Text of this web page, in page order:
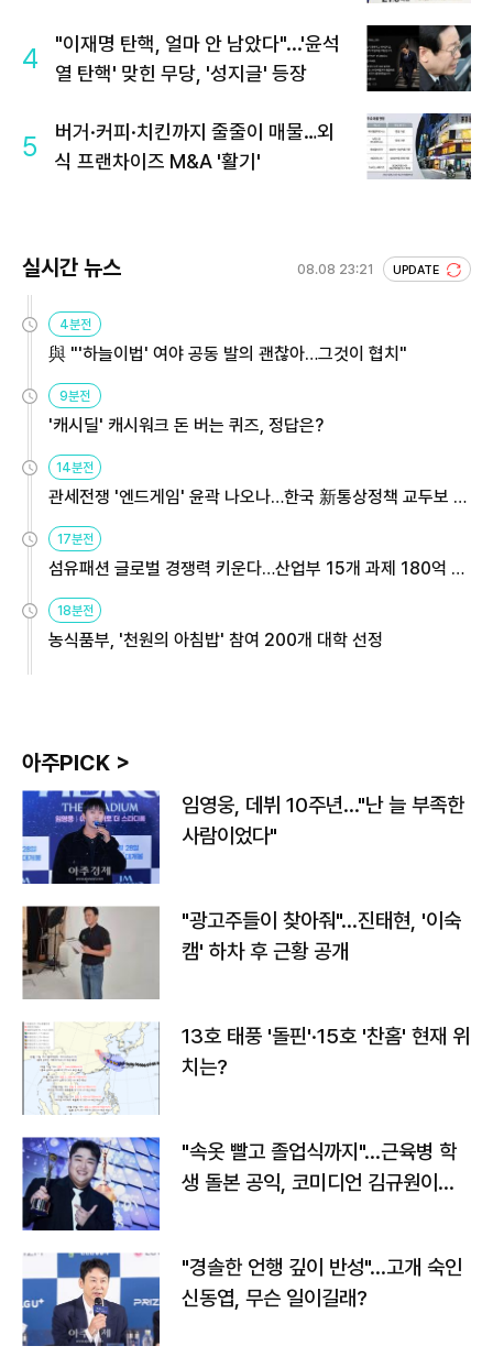
4
"이재명 탄핵, 얼마 안 남았다"...'윤석
열 탄핵' 맞힌 무당, '성지글' 등장
5
버거·커피·치킨까지 줄줄이 매물…외
식 프랜차이즈 M&A '활기'
실시간 뉴스 08.08 23:21 UPDATE
4분전
與 "'하늘이법' 여야 공동 발의 괜찮아…그것이 협치"
9분전
'캐시딜' 캐시워크 돈 버는 퀴즈, 정답은?
14분전
관세전쟁 '엔드게임' 윤곽 나오나…한국 新통상정책 교두보 활
용해야
17분전
섬유패션 글로벌 경쟁력 키운다…산업부 15개 과제 180억 지
원
18분전
농식품부, '천원의 아침밥' 참여 200개 대학 선정
아주PICK >
임영웅, 데뷔 10주년…"난 늘 부족한
사람이었다"
"광고주들이 찾아줘"…진태현, '이숙
캠' 하차 후 근황 공개
13호 태풍 '돌핀'·15호 '찬홈' 현재 위
치는?
"속옷 빨고 졸업식까지"…근육병 학
생 돌본 공익, 코미디언 김규원이었
"경솔한 언행 깊이 반성"…고개 숙인
신동엽, 무슨 일이길래?